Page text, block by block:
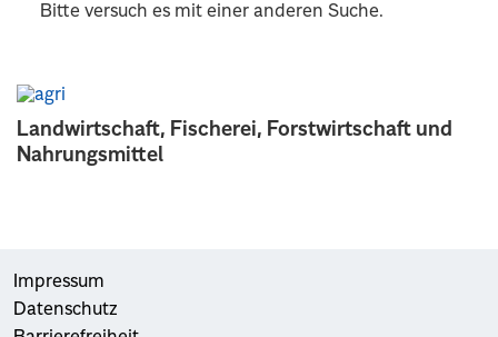
Landwirtschaft, Fischerei, Forstwirtschaft und
Nahrungsmittel
Bitte versuch es mit einer anderen Suche.
Impressum
Datenschutz